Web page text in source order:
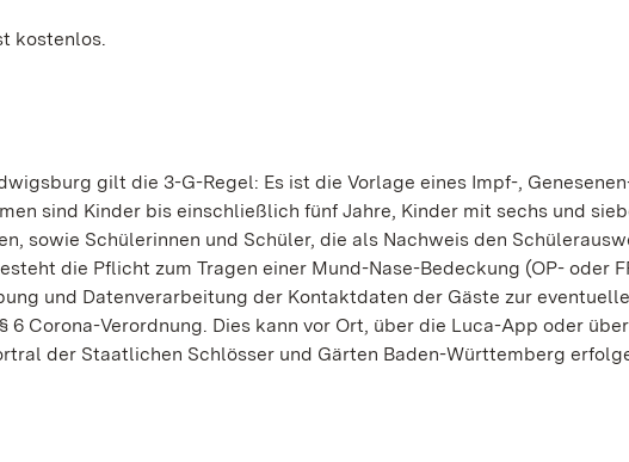
kostenlos.
gilt die 3-G-Regel: Es ist die Vorlage eines Impf-,
sind Kinder bis einschließlich fünf Jahre, Kinder mit sechs und
sowie Schülerinnen und Schüler, die als Nachweis den
die Pflicht zum Tragen einer Mund-Nase-Bedeckung (OP- oder
und Datenverarbeitung der Kontaktdaten der Gäste zur
Corona-Verordnung. Dies kann vor Ort, über die Luca-App oder
der Staatlichen Schlösser und Gärten Baden-Württemberg